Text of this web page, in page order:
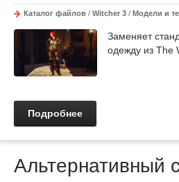
Каталог файлов / Witcher 3 / Модели и
Заменяет
одежду из The
Подробнее
Альтернативный